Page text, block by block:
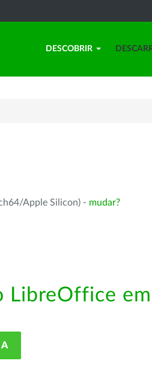
DESCOBRIR
Apple Silicon) - mudar?
LibreOffice